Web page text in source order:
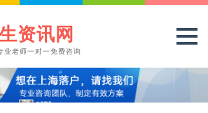
资讯网
业老师一对一免费咨询